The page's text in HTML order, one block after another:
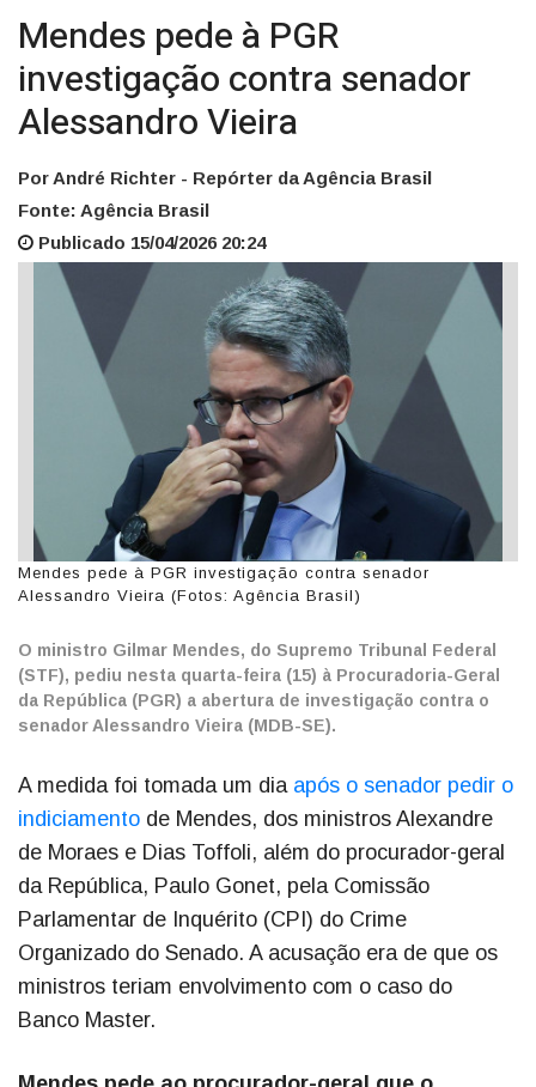
Mendes pede à PGR
investigação contra senador
Alessandro Vieira
Por André Richter - Repórter da Agência Brasil
Fonte: Agência Brasil
Publicado 15/04/2026 20:24
Mendes pede à PGR investigação contra senador
Alessandro Vieira (Fotos: Agência Brasil)
O ministro Gilmar Mendes, do Supremo Tribunal Federal
(STF), pediu nesta quarta-feira (15) à Procuradoria-Geral
da República (PGR) a abertura de investigação contra o
senador Alessandro Vieira (MDB-SE).
A medida foi tomada um diaapós o senador pedir o
indiciamento de Mendes, dos ministros Alexandre
de Moraes e Dias Toffoli, além do procurador-geral
da República, Paulo Gonet, pela Comissão
Parlamentar de Inquérito (CPI) do Crime
Organizado do Senado. A acusação era de que os
ministros teriam envolvimento com o caso do
Banco Master.